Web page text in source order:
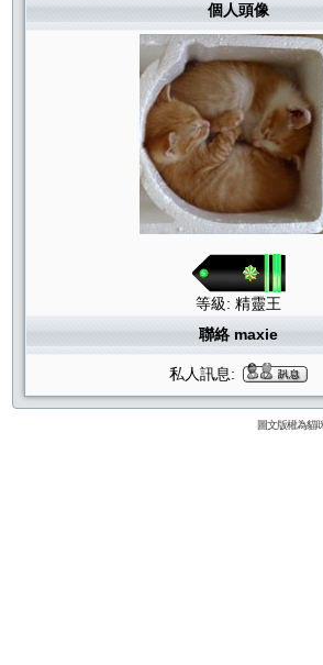
個人頭像
等級: 精靈王
聯絡 maxie
私人訊息:
圖文版權為貓